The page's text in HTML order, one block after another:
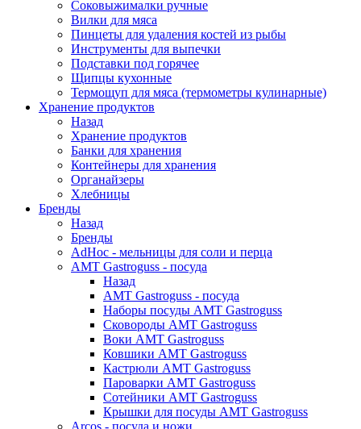
Соковыжималки ручные
Вилки для мяса
Пинцеты для удаления костей из рыбы
Инструменты для выпечки
Подставки под горячее
Щипцы кухонные
Термощуп для мяса (термометры кулинарные)
Хранение продуктов
Назад
Хранение продуктов
Банки для хранения
Контейнеры для хранения
Органайзеры
Хлебницы
Бренды
Назад
Бренды
AdHoc - мельницы для соли и перца
AMT Gastroguss - посуда
Назад
AMT Gastroguss - посуда
Наборы посуды AMT Gastroguss
Сковороды AMT Gastroguss
Воки AMT Gastroguss
Ковшики AMT Gastroguss
Кастрюли AMT Gastroguss
Пароварки AMT Gastroguss
Сотейники AMT Gastroguss
Крышки для посуды AMT Gastroguss
Arcos - посуда и ножи